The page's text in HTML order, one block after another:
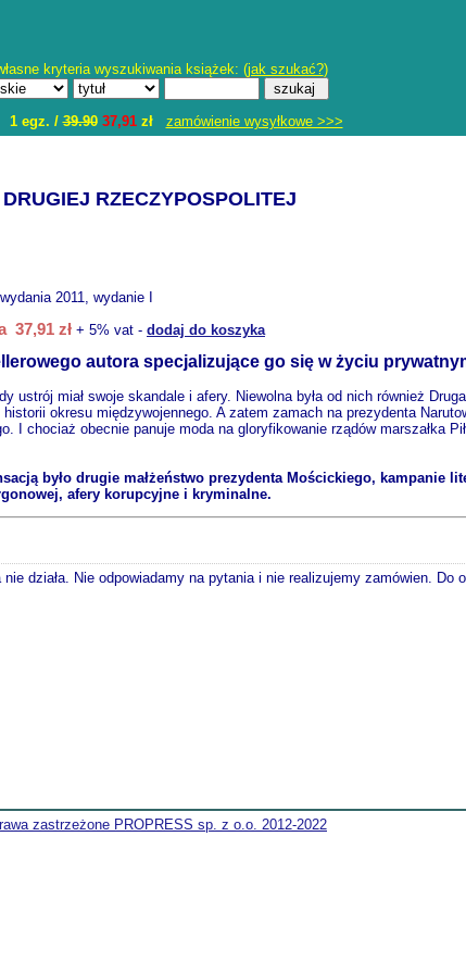
kryteria wyszukiwania książek: (jak szukać?)
1 egz. /39.90 37,91zł
zamówienie wysyłkowe >>>
RZECZYPOSPOLITEJ
2011, wydanie I
37,91 zł + 5% vat - dodaj do koszyka
autora specjalizujące go się w życiu
ustrój miał swoje skandale i afery. Niewolna była od nich również
okresu międzywojennego. A zatem zamach na prezydenta
I chociaż obecnie panuje moda na gloryfikowanie rządów marszałka
było drugie małżeństwo prezydenta Mościckiego, kampanie
afery korupcyjne i kryminalne.
nie działa. Nie odpowiadamy na pytania i nie realizujemy zamówien. Do
zastrzeżone PROPRESS sp. z o.o. 2012-2022